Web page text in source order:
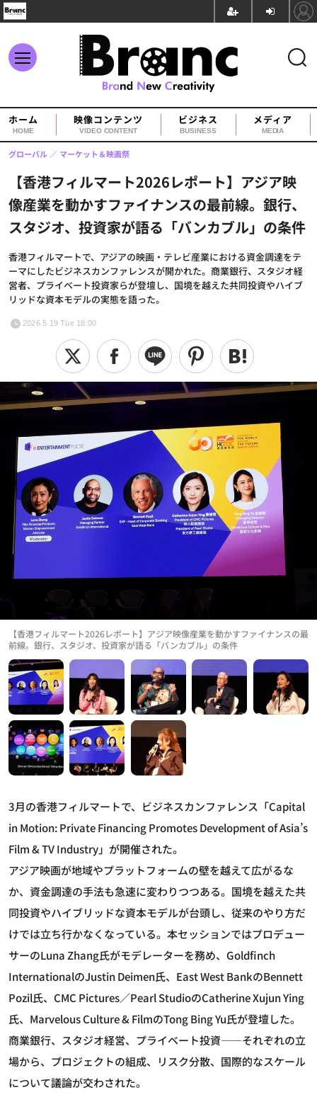
ホーム
HOME
映像コンテンツ
VIDEO CONTENT
ビジネス
BUSINESS
メディア
MEDIA
【香港フィルマート2026レポート】アジア映
像産業を動かすファイナンスの最前線。銀行、
スタジオ、投資家が語る「バンカブル」の条件
香港フィルマートで、アジアの映画・テレビ産業における資金調達をテ
ーマにしたビジネスカンファレンスが開かれた。商業銀行、スタジオ経
営者、プライベート投資家らが登壇し、国境を越えた共同投資やハイブ
リッドな資本モデルの実態を語った。
グローバル マーケット＆映画祭
2026.5.19 Tue 18:00
【香港フィルマート2026レポート】アジア映像産業を動かすファイナンスの最
前線。銀行、スタジオ、投資家が語る「バンカブル」の条件
3月の香港フィルマートで、ビジネスカンファレンス「Capital
in Motion: Private Financing Promotes Development of Asia’s
Film & TV Industry」が開催された。
アジア映画が地域やプラットフォームの壁を越えて広がるな
か、資金調達の手法も急速に変わりつつある。国境を越えた共
同投資やハイブリッドな資本モデルが台頭し、従来のやり方だ
けでは立ち行かなくなっている。本セッションではプロデュー
サーのLuna Zhang氏がモデレーターを務め、Goldfinch
InternationalのJustin Deimen氏、East West BankのBennett
Pozil氏、CMC Pictures／Pearl StudioのCatherine Xujun Ying
氏、Marvelous Culture & FilmのTong Bing Yu氏が登壇した。
商業銀行、スタジオ経営、プライベート投資——それぞれの立
場から、プロジェクトの組成、リスク分散、国際的なスケール
について議論が交わされた。